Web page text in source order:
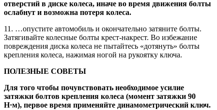
отверстий в диске колеса, иначе во время движения болты
ослабнут и возможна потеря колеса.
11. …опустите автомобиль и окончательно затяните болты.
Затягивайте колесные болты крест-накрест. Во избежание
повреждения диска колеса не пытайтесь «дотянуть» болты
крепления колеса, нажимая ногой на рукоятку ключа.
ПОЛЕЗНЫЕ СОВЕТЫ
Для того чтобы почувствовать необходимое усилие
затяжки болтов крепления колеса (момент затяжки 90
Н·м), первое время применяйте динамометрический ключ.